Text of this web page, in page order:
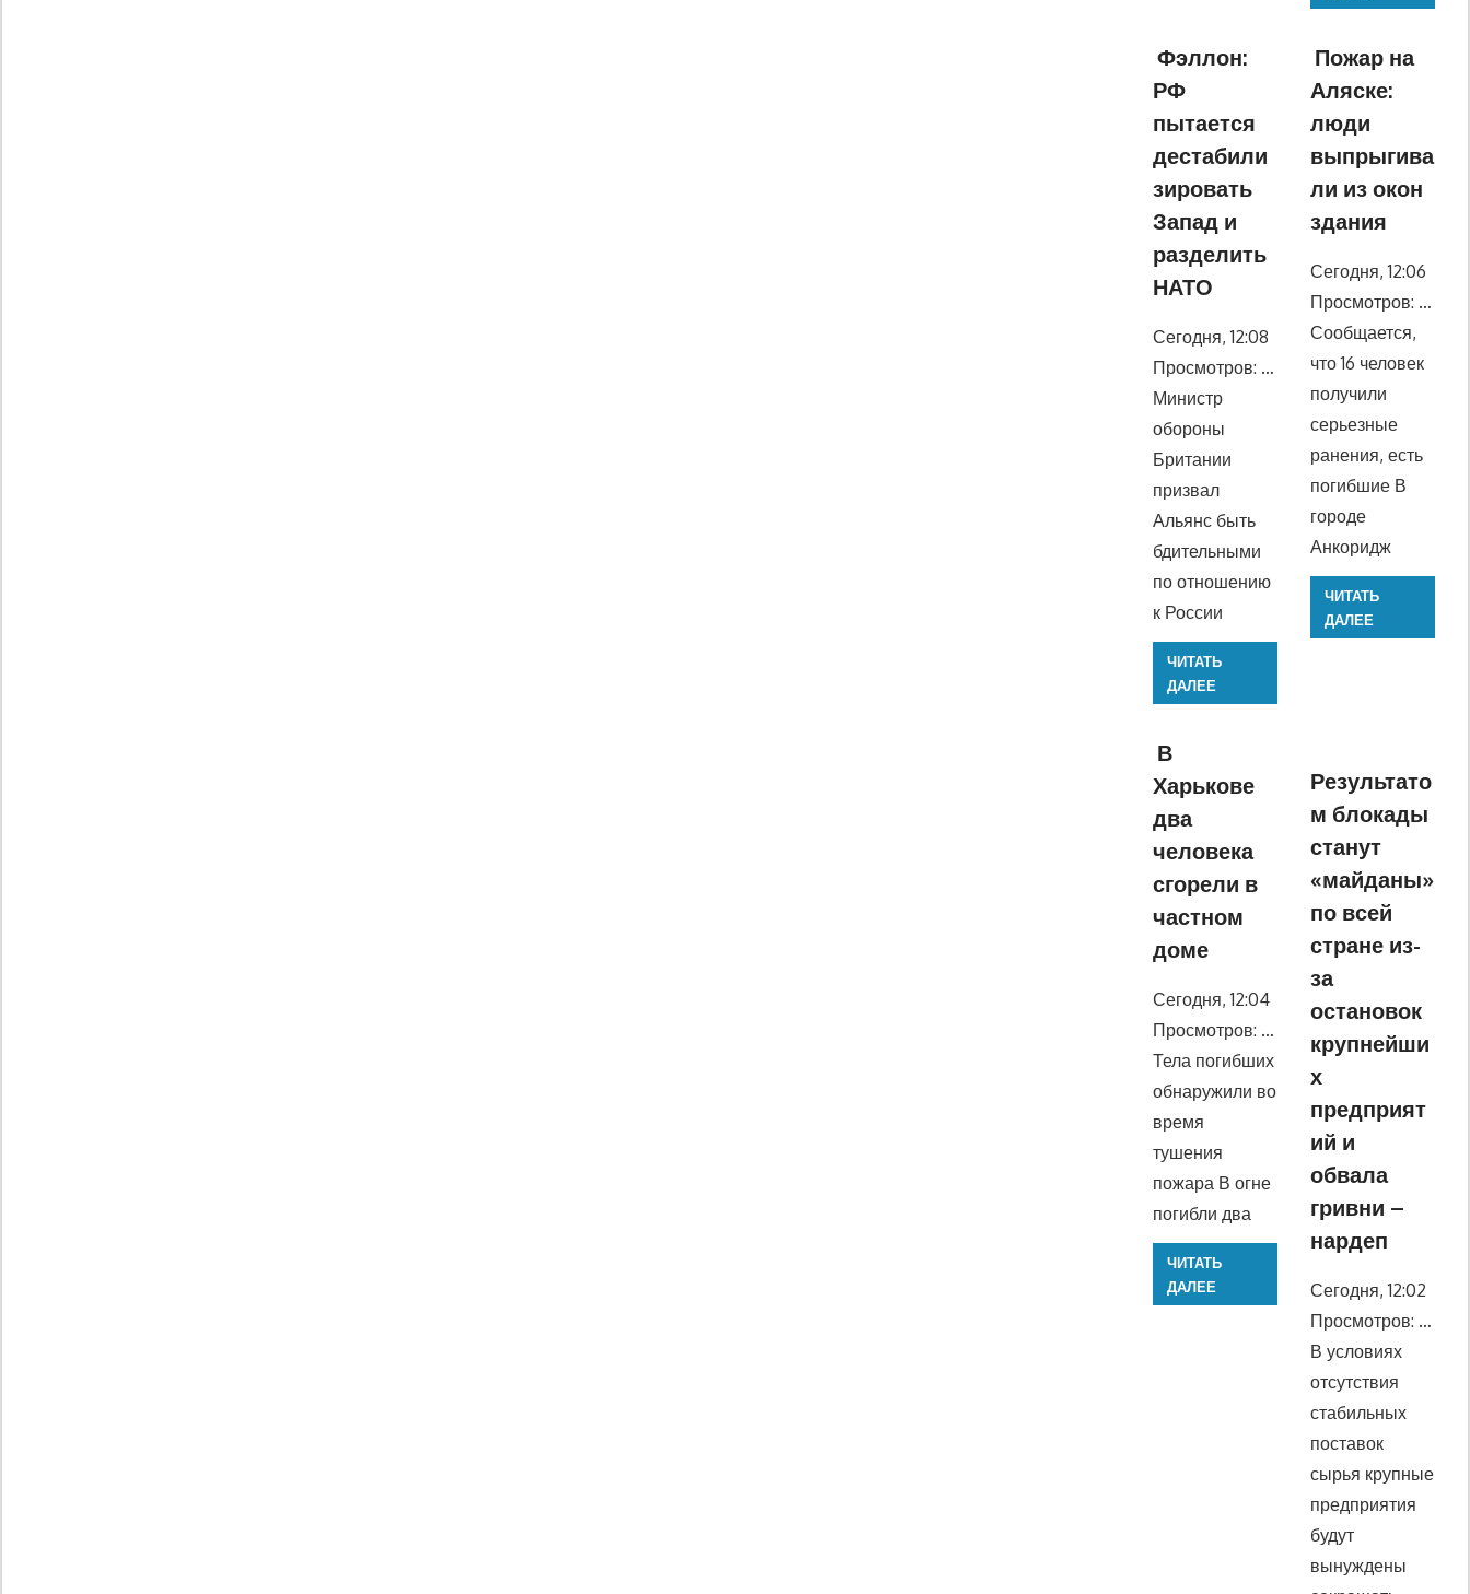
Фэллон:
РФ
пытается
дестабили
зировать
Запад и
разделить
НАТО
Сегодня, 12:08
Просмотров: …
Министр
обороны
Британии
призвал
Альянс быть
бдительными
по отношению
к России
ЧИТАТЬ
ДАЛЕЕ
Пожар на
Аляске:
люди
выпрыгива
ли из окон
здания
Сегодня, 12:06
Просмотров: …
Сообщается,
что 16 человек
получили
серьезные
ранения, есть
погибшие В
городе
Анкоридж
ЧИТАТЬ
ДАЛЕЕ
В
Харькове
два
человека
сгорели в
частном
доме
Сегодня, 12:04
Просмотров: …
Тела погибших
обнаружили во
время
тушения
пожара В огне
погибли два
ЧИТАТЬ
ДАЛЕЕ
Результато
м блокады
станут
«майданы»
по всей
стране из-
за
остановок
крупнейши
х
предприят
ий и
обвала
гривни –
нардеп
Сегодня, 12:02
Просмотров: …
В условиях
отсутствия
стабильных
поставок
сырья крупные
предприятия
будут
вынуждены